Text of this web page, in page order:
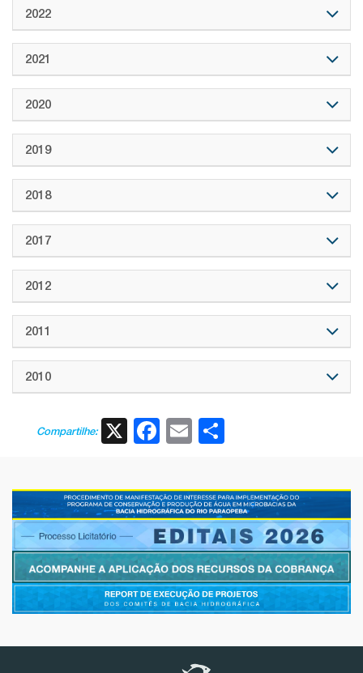
2022
2021
2020
2019
2018
2017
2012
2011
2010
Compartilhe: X Facebook
Email